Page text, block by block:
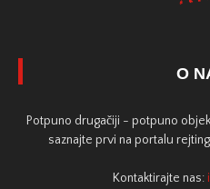
O
Potpuno drugačiji - potpuno
saznajte prvi na portalu
Kontaktirajte nas: